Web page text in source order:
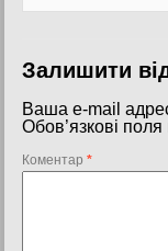
Залишити
Ваша e-mail
Обов’язкові поля
Коментар *